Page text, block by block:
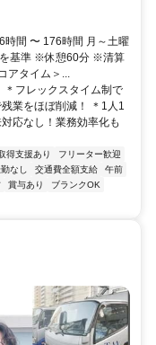
時間 〜 176時間 月～土曜
を基準 ※休憩60分 ※清算
アタイム＞...
＊フレックスタイム制で
業をほぼ削減！ ＊1人1
応なし！業務効率化も
得支援あり
フリーター歓迎
なし 交通費全額支給
午前
賞与あり
ブランクOK